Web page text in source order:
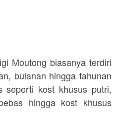
Moutong biasanya terdiri
bulanan hingga tahunan
seperti kost khusus putri,
hingga kost khusus